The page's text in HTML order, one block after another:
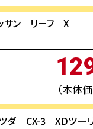
ッサン リーフ
（本体
ダ CX-3 XDツーリ